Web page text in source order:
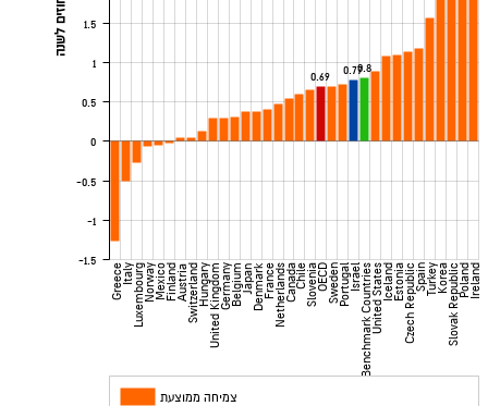
0.69 0.770.8
GreeceItalyLuxembourgNorwayMexicoFinlandAustriaSwitzerlandHungaryUnited KingdomGermanyBelgiumJapanDenmarkFranceNetherlandsCanadaChileSloveniaOECDSwedenPortugalIsraelBenchmark CountriesUnited StatesIcelandEstoniaCzech RepublicSpainTurkeyKoreaSlovak RepublicPolandIreland
-1.5
-1
-0.5
0
0.5
1
1.5 אחוזים לשנה
צמיחה ממוצעת